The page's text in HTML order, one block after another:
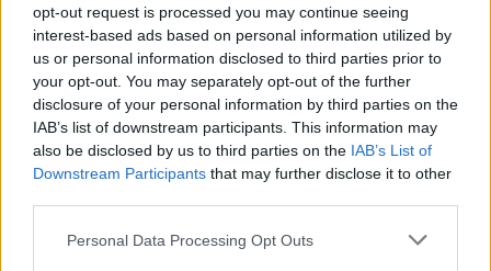
opt-out request is processed you may continue seeing
interest-based ads based on personal information utilized by
us or personal information disclosed to third parties prior to
your opt-out. You may separately opt-out of the further
disclosure of your personal information by third parties on the
IAB’s list of downstream participants. This information may
also be disclosed by us to third parties on the IAB’s List of
Downstream Participants that may further disclose it to other
Please note that this website/app uses one or more Google
Personal Data Processing Opt Outs